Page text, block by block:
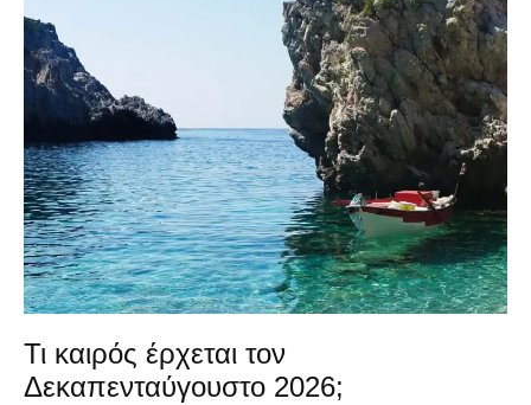
Τι καιρός έρχεται τον
Δεκαπενταύγουστο 2026;